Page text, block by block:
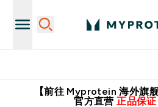
【前往 Myprotein 海外旗舰
官方直营 正品保证